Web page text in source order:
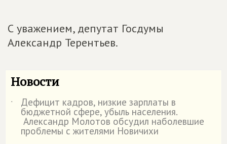
С уважением, депутат Госдумы
Александр Терентьев.
Новости
˙ Дефицит кадров, низкие зарплаты в
бюджетной сфере, убыль населения.
Александр Молотов обсудил наболевшие
проблемы с жителями Новичихи